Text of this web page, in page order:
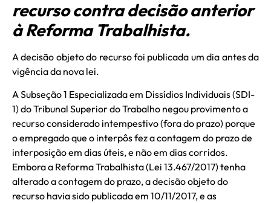
recurso contra decisão anterior
à Reforma Trabalhista.
A decisão objeto do recurso foi publicada um dia antes da
vigência da nova lei.
A Subseção 1 Especializada em Dissídios Individuais (SDI-
1) do Tribunal Superior do Trabalho negou provimento a
recurso considerado intempestivo (fora do prazo) porque
o empregado que o interpôs fez a contagem do prazo de
interposição em dias úteis, e não em dias corridos.
Embora a Reforma Trabalhista (Lei 13.467/2017) tenha
alterado a contagem do prazo, a decisão objeto do
recurso havia sido publicada em 10/11/2017, e as